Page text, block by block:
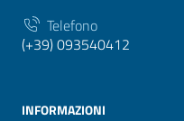
Telefono
(+39) 093540412
INFORMAZIONI